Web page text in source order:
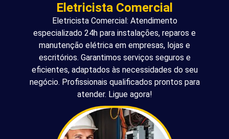
Eletricista Comercial
Eletricista Comercial: Atendimento
especializado 24h para instalações, reparos e
manutenção elétrica em empresas, lojas e
escritórios. Garantimos serviços seguros e
eficientes, adaptados às necessidades do seu
negócio. Profissionais qualificados prontos para
atender. Ligue agora!